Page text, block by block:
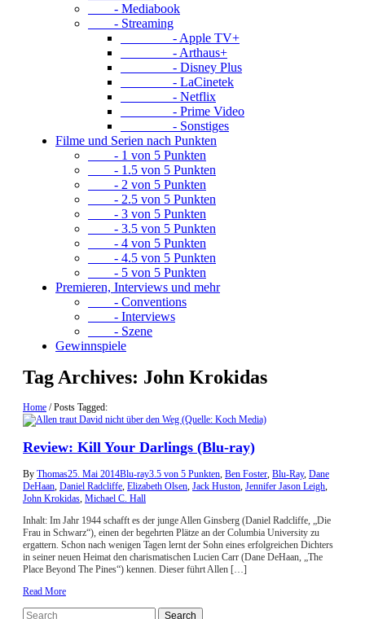
- Mediabook
- Streaming
- Apple TV+
- Arthaus+
- Disney Plus
- LaCinetek
- Netflix
- Prime Video
- Sonstiges
Filme und Serien nach Punkten
- 1 von 5 Punkten
- 1.5 von 5 Punkten
- 2 von 5 Punkten
- 2.5 von 5 Punkten
- 3 von 5 Punkten
- 3.5 von 5 Punkten
- 4 von 5 Punkten
- 4.5 von 5 Punkten
- 5 von 5 Punkten
Premieren, Interviews und mehr
- Conventions
- Interviews
- Szene
Gewinnspiele
Tag Archives: John Krokidas
Home /Posts Tagged:
Review: Kill Your Darlings (Blu-ray)
By Thomas25. Mai 2014Blu-ray3.5 von 5 Punkten, Ben Foster, Blu-Ray, Dane
DeHaan, Daniel Radcliffe, Elizabeth Olsen, Jack Huston, Jennifer Jason Leigh,
John Krokidas, Michael C. Hall
Inhalt: Im Jahr 1944 schafft es der junge Allen Ginsberg (Daniel Radcliffe, „Die
Frau in Schwarz“), einen der begehrten Plätze an der Columbia University zu
ergattern. Schon nach wenigen Tagen lernt der Sohn eines erfolgreichen Dichters
in seiner neuen Heimat den charismatischen Lucien Carr (Dane DeHaan, „The
Place Beyond The Pines“) kennen. Dieser führt Allen […]
Read More